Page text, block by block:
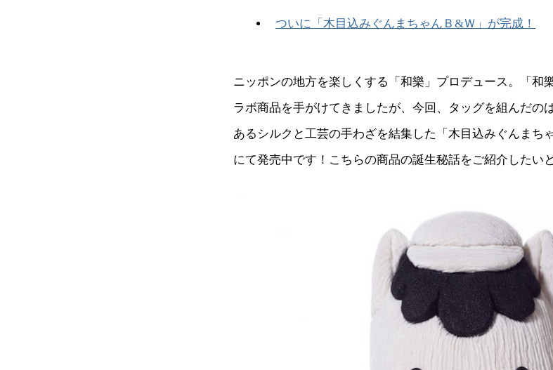
ついに「木目込みぐんまちゃんＢ&Ｗ」が完成！
ニッポンの地方を楽しくする「和樂」プロデュース。「和
ラボ商品を手がけてきましたが、今回、タッグを組んだ
あるシルクと工芸の手わざを結集した「木目込みぐんまち
にて発売中です！こちらの商品の誕生秘話をご紹介したい